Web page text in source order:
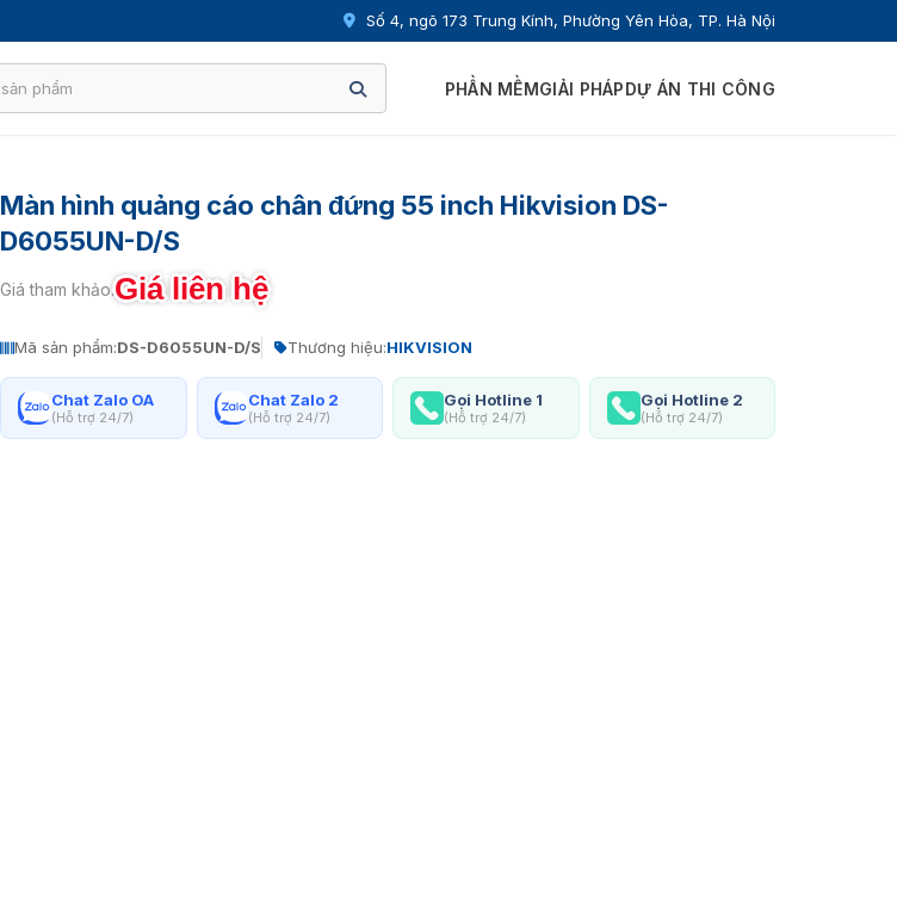
Số 4, ngõ 173 Trung Kính, Phường Yên Hòa, TP. Hà Nội
PHẦN MỀMGIẢI PHÁPDỰ ÁN THI CÔNG
Màn hình quảng cáo chân đứng 55 inch Hikvision DS-
D6055UN-D/S
Giá tham khảo:Giá liên hệ
Mã sản phẩm:DS-D6055UN-D/S Thương hiệu:HIKVISION
Chat Zalo OA
(Hỗ trợ 24/7)
Chat Zalo 2
(Hỗ trợ 24/7)
Gọi Hotline 1
(Hỗ trợ 24/7)
Gọi Hotline 2
(Hỗ trợ 24/7)